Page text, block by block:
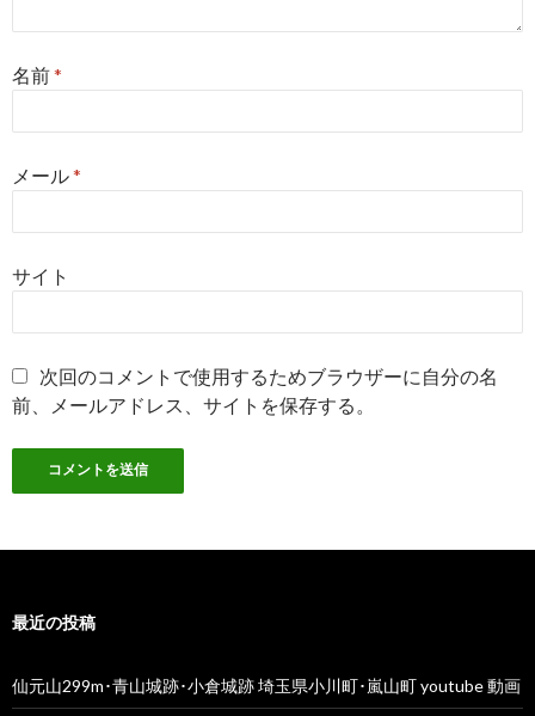
名前*
メール*
サイト
次回のコメントで使用するためブラウザーに自分の名
前、メールアドレス、サイトを保存する。
最近の投稿
仙元山299m･青山城跡･小倉城跡 埼玉県小川町･嵐山町 youtube 動画